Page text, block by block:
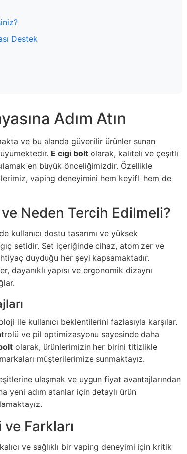
Destek
Adım Atın
ve bu alanda güvenilir ürünler sunan
E cigi bolt olarak, kaliteli ve çeşitli
en büyük önceliğimizdir. Özellikle
vaping deneyimini hem keyifli hem de
Neden Tercih Edilmeli?
kullanıcı dostu tasarımı ve yüksek
setidir. Set içeriğinde cihaz, atomizer ve
duyduğu her şeyi kapsamaktadır.
dayanıklı yapısı ve ergonomik dizaynı
ile kullanıcı beklentilerini fazlasıyla karşılar.
ve pil optimizasyonu sayesinde daha
olarak, ürünlerimizin her birini titizlikle
müşterilerimize sunmaktayız.
ulaşmak ve uygun fiyat avantajlarından
yeni adım atanlar için detaylı ürün
Farkları
ve sağlıklı bir vaping deneyimi için kritik